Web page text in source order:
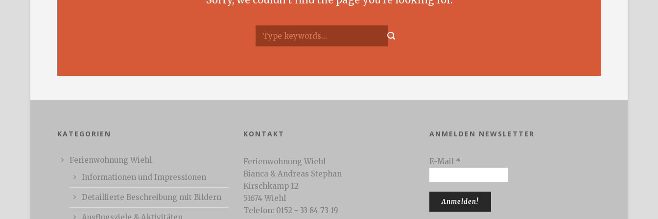
KATEGORIEN
Ferienwohnung Wiehl
Informationen und Impressionen
Detaillierte Beschreibung mit Bildern
KONTAKT
Ferienwohnung Wiehl
Bianca & Andreas Stephan
Kirschkamp 12
51674 Wiehl
Telefon: 0152 - 33 84 73 19
ANMELDEN NEWSLETTER
E-Mail *